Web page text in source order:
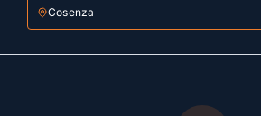
Cosenza